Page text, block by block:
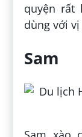
quyện rất
dùng với
Sam